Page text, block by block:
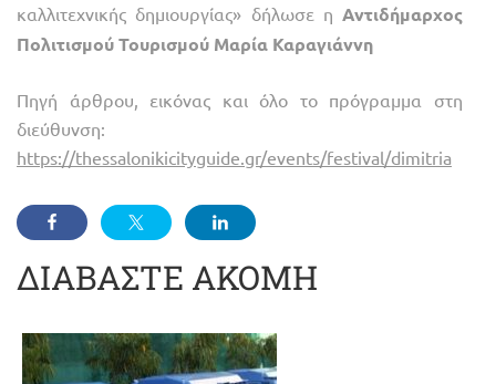
καλλιτεχνικής δημιουργίας» δήλωσε η Αντιδήμαρχος
Πολιτισμού Τουρισμού Μαρία Καραγιάννη
Πηγή άρθρου, εικόνας και όλο το πρόγραμμα στη
διεύθυνση:
https://thessalonikicityguide.gr/events/festival/dimitria
ΔΙΑΒΑΣΤΕ ΑΚΟΜΗ